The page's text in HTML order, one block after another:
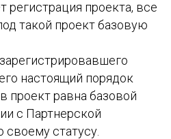
регистрация проекта, все
такой проект базовую
настоящий порядок
проект равна базовой
с Партнерской
своему статусу.